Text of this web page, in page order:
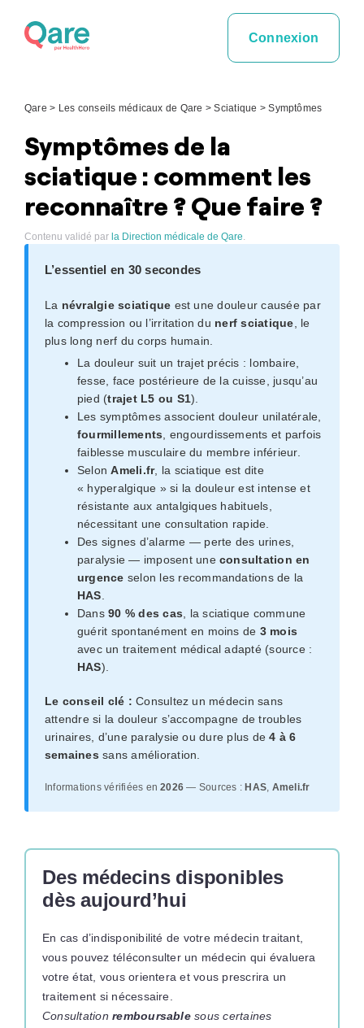
Connexion
Qare > Les conseils médicaux de Qare >Sciatique >Symptômes
Symptômes de la
sciatique : comment les
reconnaître ? Que faire ?
Contenu validé par la Direction médicale de Qare.
L’essentiel en 30 secondes
La névralgie sciatique est une douleur causée par
la compression ou l’irritation du nerf sciatique , le
plus long nerf du corps humain.
La douleur suit un trajet précis : lombaire,
fesse, face postérieure de la cuisse, jusqu’au
pied (trajet L5 ou S1).
Les symptômes associent douleur unilatérale,
fourmillements , engourdissements et parfois
faiblesse musculaire du membre inférieur.
SelonAmeli.fr, la sciatique est dite
« hyperalgique » si la douleur est intense et
résistante aux antalgiques habituels,
nécessitant une consultation rapide.
Des signes d’alarme — perte des urines,
paralysie — imposent une consultation en
urgence selon les recommandations de la
HAS
Dans90 % des cas , la sciatique commune
guérit spontanément en moins de 3 mois
avec un traitement médical adapté (source :
HAS).
Le conseil clé : Consultez un médecin sans
attendre si la douleur s’accompagne de troubles
urinaires, d’une paralysie ou dure plus de4 à 6
semaines sans amélioration.
Informations vérifiées en2026 — Sources : HAS, Ameli.fr
Des médecins disponibles
dès aujourd’hui
En cas d’indisponibilité de votre médecin traitant,
vous pouvez téléconsulter un médecin qui évaluera
votre état, vous orientera et vous prescrira un
traitement si nécessaire.
Consultationremboursablesous certaines